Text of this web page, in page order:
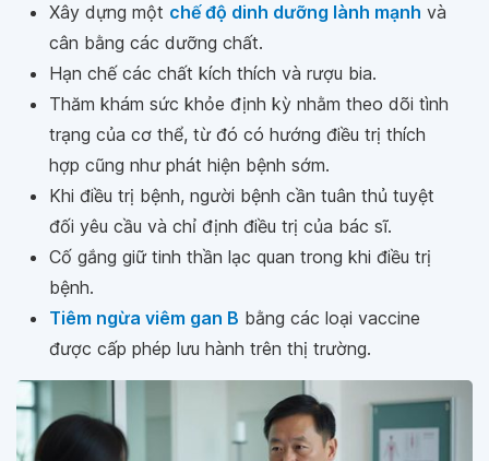
Xây dựng một chế độ dinh dưỡng lành mạnh và
cân bằng các dưỡng chất.
Hạn chế các chất kích thích và rượu bia.
Thăm khám sức khỏe định kỳ nhằm theo dõi tình
trạng của cơ thể, từ đó có hướng điều trị thích
hợp cũng như phát hiện bệnh sớm.
Khi điều trị bệnh, người bệnh cần tuân thủ tuyệt
đối yêu cầu và chỉ định điều trị của bác sĩ.
Cố gắng giữ tinh thần lạc quan trong khi điều trị
bệnh.
Tiêm ngừa viêm gan B bằng các loại vaccine
được cấp phép lưu hành trên thị trường.